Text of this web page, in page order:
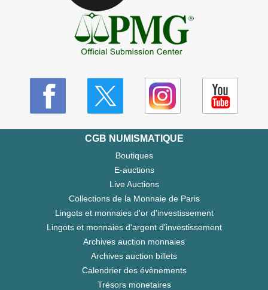
CGB NUMISMATIQUE
Boutiques
E-auctions
Live Auctions
Collections de la Monnaie de Paris
Lingots et monnaies d'or d'investissement
Lingots et monnaies d'argent d'investissement
Archives auction monnaies
Archives auction billets
Calendrier des évènements
Trésors monetaires